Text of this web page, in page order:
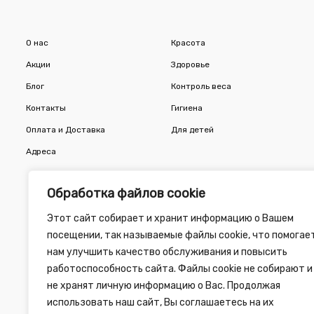
Обработка файлов cookie
Этот сайт собирает и хранит информацию о Вашем
посещении, так называемые файлы cookie, что
нам улучшить качество обслуживания и повысить
работоспособность сайта. Файлы cookie не собирают и
не хранят личную информацию о Вас. Продолжая
использовать наш сайт, Вы соглашаетесь на их
О нас
Акции
Блог
Контакты
Оплата и Доставка
Адреса
Красота
Здоровье
Контроль веса
Гигиена
Для детей